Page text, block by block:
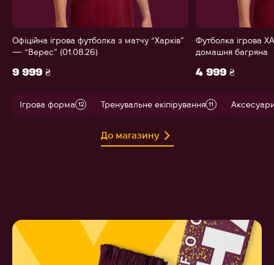
Офіційна ігрова футболка з матчу “Харків”
— “Верес” (01.08.26)
9 999 ₴
Футболка ігрова
домашня багряна
4 999 ₴
Ігрова форма 12 Тренувальне екіпірування 11
До магазину